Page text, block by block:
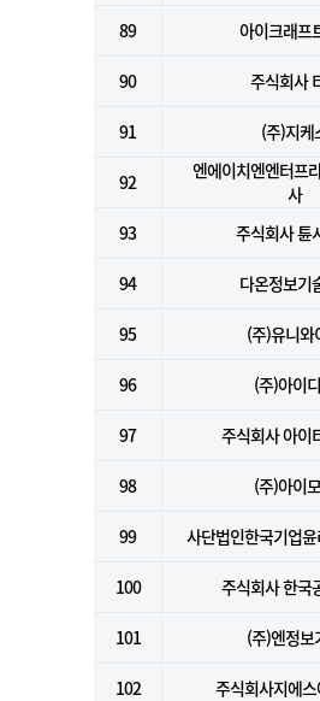
89 아이크래프
90 주식회사
91 (주)지케
92
엔에이치엔엔터프
사
93
주식회사 튠
94 다온정보기
95 (주)유니와
96 (주)아이
97 주식회사 아이
98 (주)아이
99 사단법인한국기업
100 주식회사 한국
101 (주)엔정보
102 주식회사지에